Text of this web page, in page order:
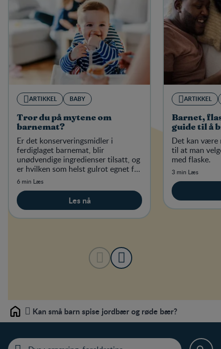
ARTIKKEL BABY
Tror du på mytene om
barnemat?
Er det konserveringsmidler i
ferdiglaget barnemat, blir
unødvendige ingredienser tilsatt, og
er hvilken som helst gulrot egnet for
Nestlé barnemat?
6 min Læs
Les nå
ARTIKKEL
Barnet,
guide til å
Det kan være
til at man
med flaske.
3 min Læs
Home Kan små barn spise jordbær og røde bær?